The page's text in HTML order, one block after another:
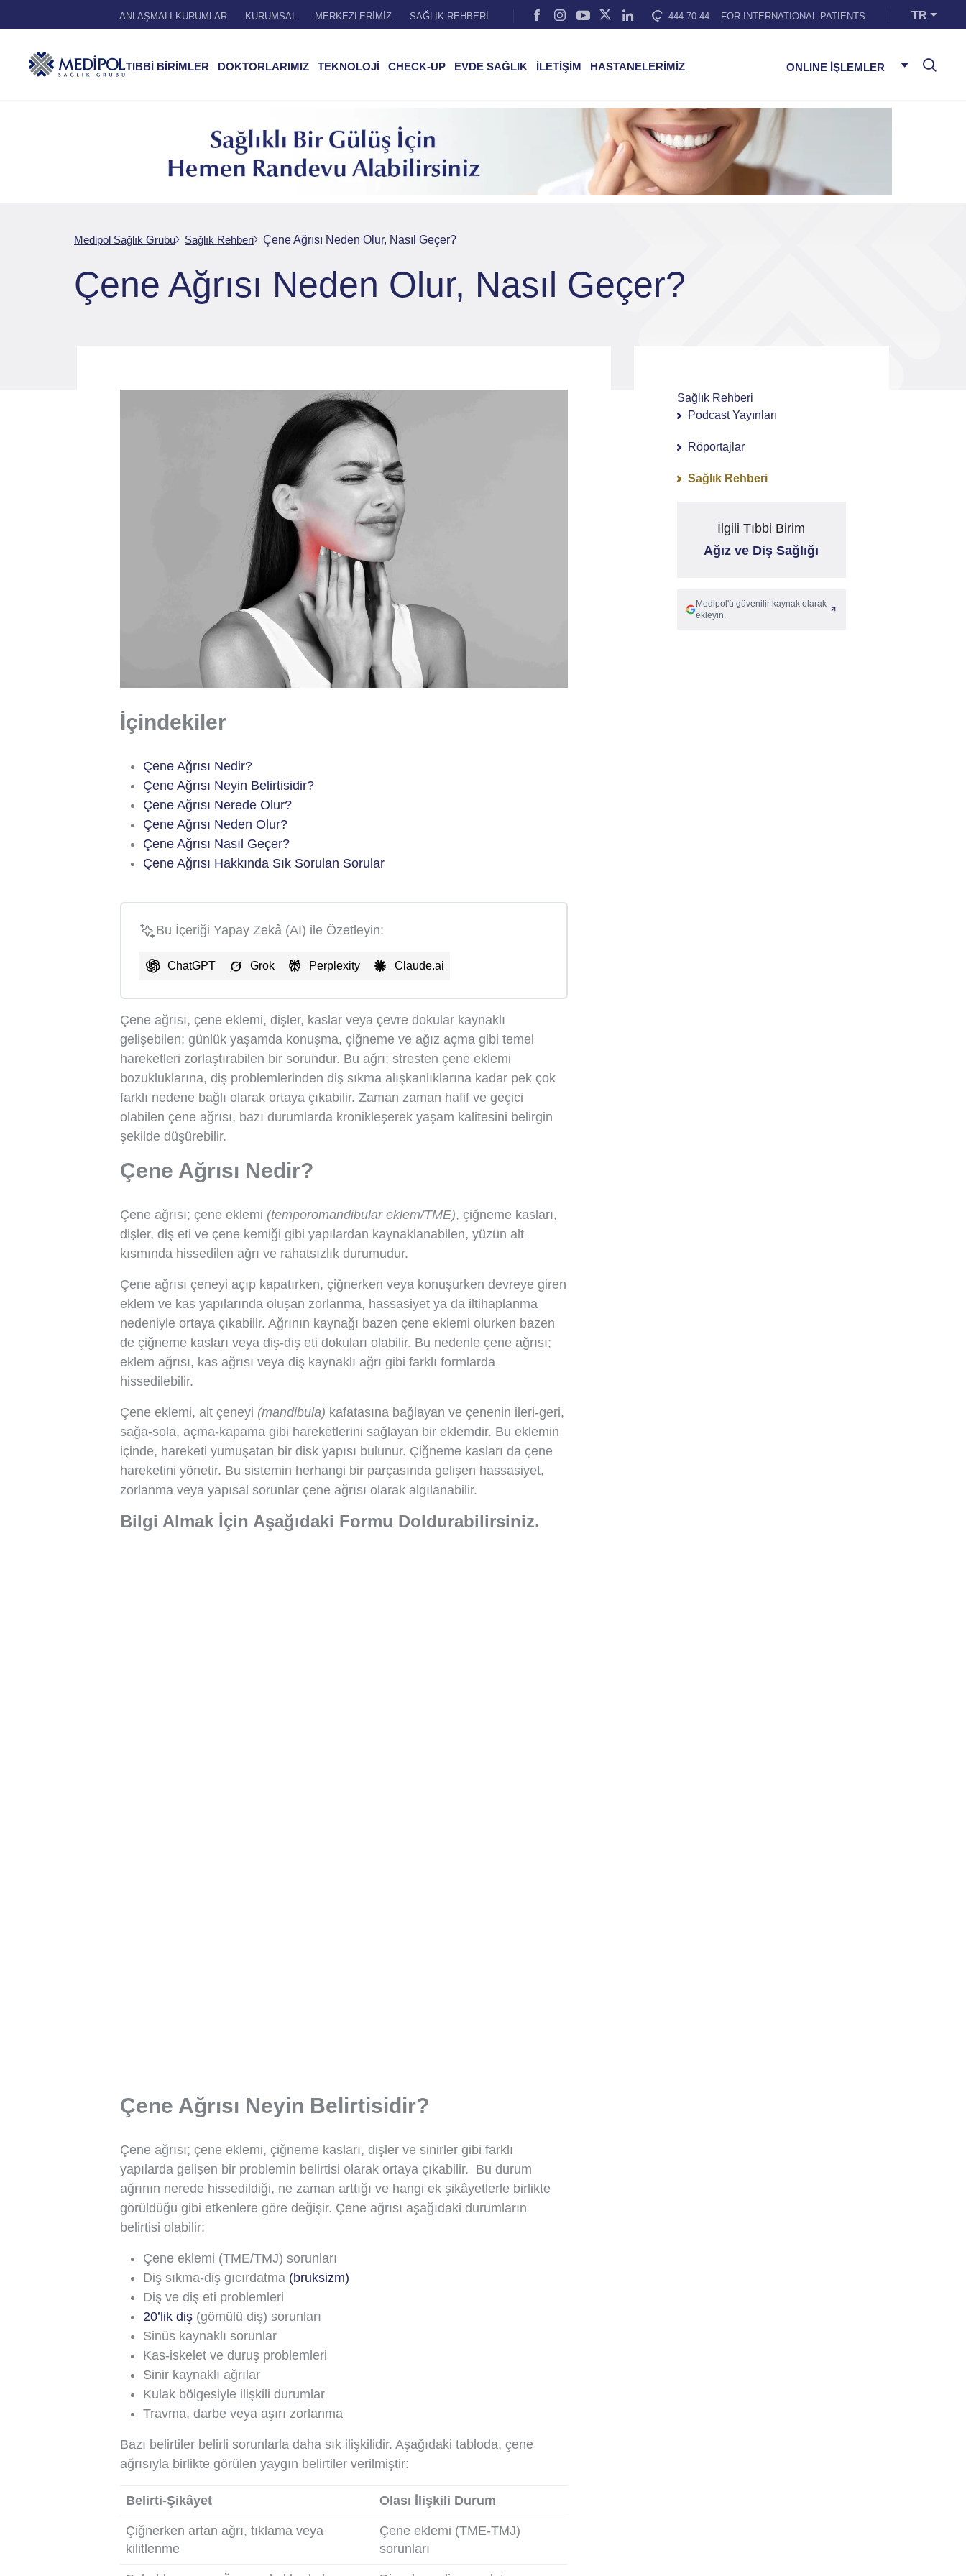
ANLAŞMALI KURUMLAR KURUMSAL MERKEZLERİMİZ SAĞLIK REHBERİ 444 70 44 FOR INTERNATIONAL PATIENTS TR
TIBBİ BİRİMLER DOKTORLARIMIZ TEKNOLOJİ CHECK-UP EVDE SAĞLIK İLETİŞİM HASTANELERİMİZ ONLINE İŞLEMLER
Medipol Sağlık Grubu Sağlık Rehberi Çene Ağrısı Neden Olur, Nasıl Geçer?
Çene Ağrısı Neden Olur, Nasıl Geçer?
İçindekiler
Çene Ağrısı Nedir?
Çene Ağrısı Neyin Belirtisidir?
Çene Ağrısı Nerede Olur?
Çene Ağrısı Neden Olur?
Çene Ağrısı Nasıl Geçer?
Çene Ağrısı Hakkında Sık Sorulan Sorular
Bu İçeriği Yapay Zekâ (AI) ile Özetleyin:
ChatGPT Grok Perplexity Claude.ai
Çene ağrısı, çene eklemi, dişler, kaslar veya çevre dokular kaynaklı
gelişebilen; günlük yaşamda konuşma, çiğneme ve ağız açma gibi temel
hareketleri zorlaştırabilen bir sorundur. Bu ağrı; stresten çene eklemi
bozukluklarına, diş problemlerinden diş sıkma alışkanlıklarına kadar pek çok
farklı nedene bağlı olarak ortaya çıkabilir. Zaman zaman hafif ve geçici
olabilen çene ağrısı, bazı durumlarda kronikleşerek yaşam kalitesini belirgin
şekilde düşürebilir.
Çene Ağrısı Nedir?
Çene ağrısı; çene eklemi (temporomandibular eklem/TME), çiğneme kasları,
dişler, diş eti ve çene kemiği gibi yapılardan kaynaklanabilen, yüzün alt
kısmında hissedilen ağrı ve rahatsızlık durumudur.
Çene ağrısı çeneyi açıp kapatırken, çiğnerken veya konuşurken devreye giren
eklem ve kas yapılarında oluşan zorlanma, hassasiyet ya da iltihaplanma
nedeniyle ortaya çıkabilir. Ağrının kaynağı bazen çene eklemi olurken bazen
de çiğneme kasları veya diş-diş eti dokuları olabilir. Bu nedenle çene ağrısı;
eklem ağrısı, kas ağrısı veya diş kaynaklı ağrı gibi farklı formlarda
hissedilebilir.
Çene eklemi, alt çeneyi (mandibula) kafatasına bağlayan ve çenenin ileri-geri,
sağa-sola, açma-kapama gibi hareketlerini sağlayan bir eklemdir. Bu eklemin
içinde, hareketi yumuşatan bir disk yapısı bulunur. Çiğneme kasları da çene
hareketini yönetir. Bu sistemin herhangi bir parçasında gelişen hassasiyet,
zorlanma veya yapısal sorunlar çene ağrısı olarak algılanabilir.
Bilgi Almak İçin Aşağıdaki Formu Doldurabilirsiniz.
Çene Ağrısı Neyin Belirtisidir?
Çene ağrısı; çene eklemi, çiğneme kasları, dişler ve sinirler gibi farklı
yapılarda gelişen bir problemin belirtisi olarak ortaya çıkabilir. Bu durum
ağrının nerede hissedildiği, ne zaman arttığı ve hangi ek şikâyetlerle birlikte
görüldüğü gibi etkenlere göre değişir. Çene ağrısı aşağıdaki durumların
belirtisi olabilir:
Çene eklemi (TME/TMJ) sorunları
Diş sıkma-diş gıcırdatma (bruksizm)
Diş ve diş eti problemleri
20’lik diş (gömülü diş) sorunları
Sinüs kaynaklı sorunlar
Kas-iskelet ve duruş problemleri
Sinir kaynaklı ağrılar
Kulak bölgesiyle ilişkili durumlar
Travma, darbe veya aşırı zorlanma
Bazı belirtiler belirli sorunlarla daha sık ilişkilidir. Aşağıdaki tabloda, çene
ağrısıyla birlikte görülen yaygın belirtiler verilmiştir:
Belirti-Şikâyet Olası İlişkili Durum
Çiğnerken artan ağrı, tıklama veya
kilitlenme
Çene eklemi (TME-TMJ)
sorunları
Sağlık Rehberi
Podcast Yayınları
Röportajlar
Sağlık Rehberi
İlgili Tıbbi Birim
Ağız ve Diş Sağlığı
Medipol'ü güvenilir kaynak olarak
ekleyin.